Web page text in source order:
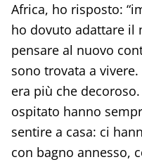
Africa, ho risposto:
ho dovuto adattare il
pensare al nuovo
sono trovata a
era più che
ospitato hanno
sentire a casa: ci
con bagno annesso,